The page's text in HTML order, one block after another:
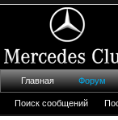
Главная Форум
Поиск сообщений